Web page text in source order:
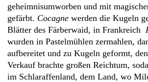
geheimnisumworben und mit
gefärbt. Cocagne werden die Kugeln
Blätter des Färberwaid, in Frankreich
wurden in Pastelmühlen zermahlen,
aufbereitet und zu Kugeln geformt, den
Verkauf brachte großen Reichtum,
im Schlaraffenland, dem Land, wo